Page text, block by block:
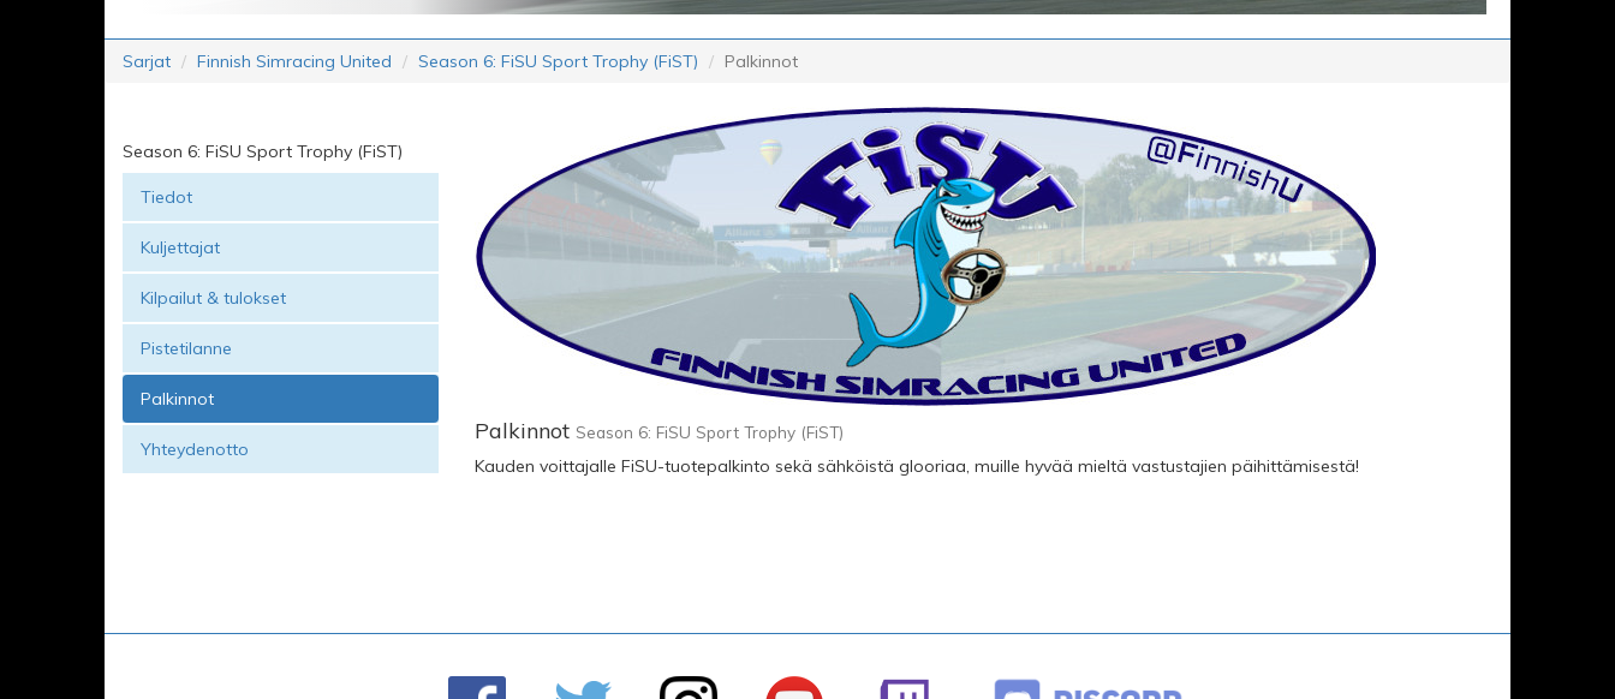
Sarjat Finnish Simracing United Season 6: FiSU Sport Trophy (FiST) Palkinnot
Season 6: FiSU Sport Trophy (FiST)
Tiedot
Kuljettajat
Kilpailut & tulokset
Pistetilanne
Palkinnot
Yhteydenotto
Palkinnot Season 6: FiSU Sport Trophy (FiST)
Kauden voittajalle FiSU-tuotepalkinto sekä sähköistä glooriaa, muille hyvää mieltä vastustajien päihittämisestä!